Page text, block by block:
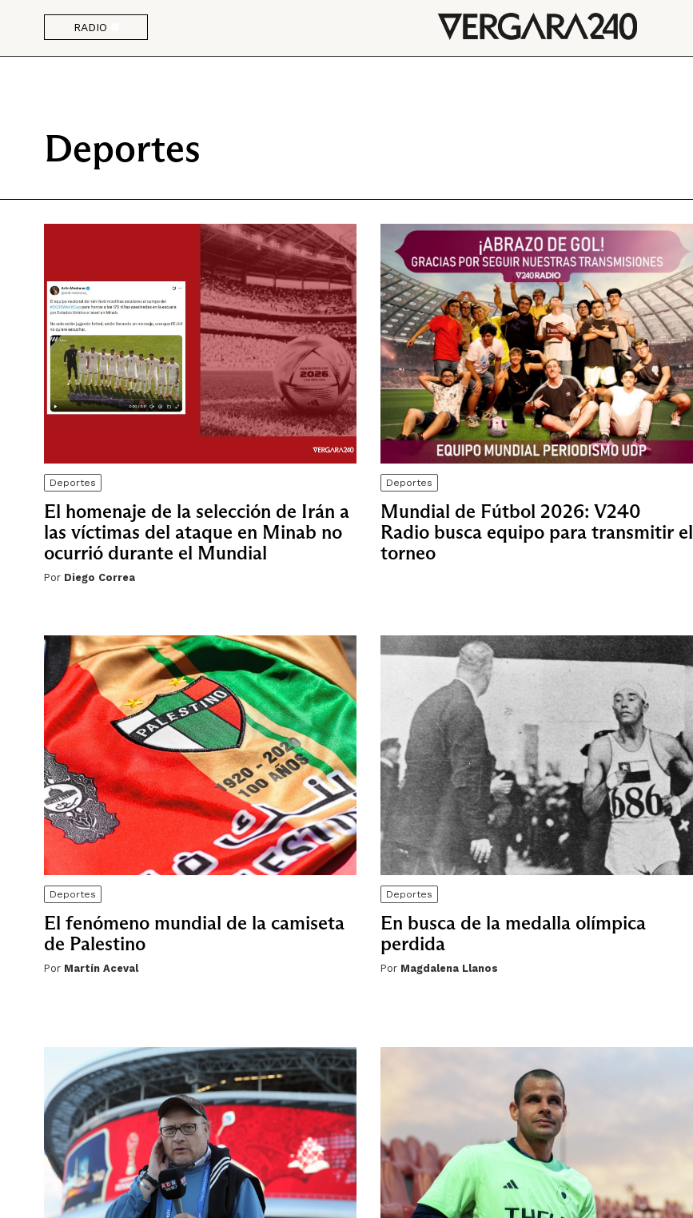
RADIO
Deportes
Deportes
El homenaje de la selección de Irán a
las víctimas del ataque en Minab no
ocurrió durante el Mundial
Por Diego Correa
Deportes
Mundial de Fútbol 2026: V240
Radio busca equipo para transmitir el
torneo
Deportes
El fenómeno mundial de la camiseta
de Palestino
Por Martín Aceval
Deportes
En busca de la medalla olímpica
perdida
Por Magdalena Llanos